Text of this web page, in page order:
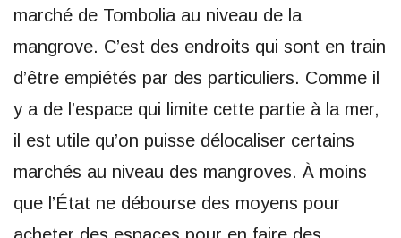
marché de Tombolia au niveau de la
mangrove. C’est des endroits qui sont en train
d’être empiétés par des particuliers. Comme il
y a de l’espace qui limite cette partie à la mer,
il est utile qu’on puisse délocaliser certains
marchés au niveau des mangroves. À moins
que l’État ne débourse des moyens pour